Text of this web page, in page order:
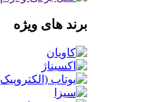
برند های ویژه